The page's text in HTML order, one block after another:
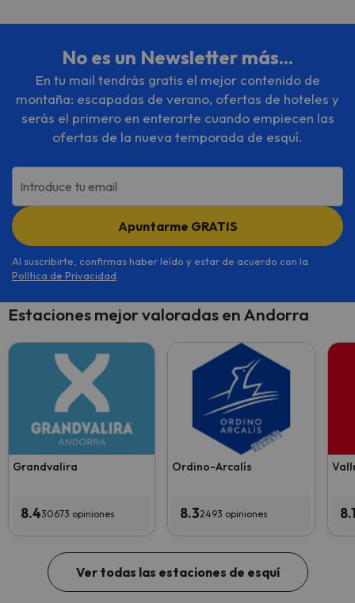
No es un Newsletter más...
En tu mail tendrás gratis el mejor contenido de
montaña: escapadas de verano, ofertas de hoteles y
serás el primero en enterarte cuando empiecen las
ofertas de la nueva temporada de esquí.
Introduce tu email
Apuntarme GRATIS
Al suscribirte, confirmas haber leído y estar de acuerdo con la
Política de Privacidad
Estaciones mejor valoradas en Andorra
Grandvalira
8.430673 opiniones
Ordino-Arcalís
8.32493 opiniones
Ver todas las estaciones de esquí